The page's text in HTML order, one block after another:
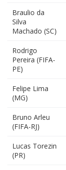
Braulio da
Silva
Machado (SC)
Rodrigo
Pereira (FIFA-
PE)
Felipe Lima
(MG)
Bruno Arleu
(FIFA-RJ)
Lucas Torezin
(PR)